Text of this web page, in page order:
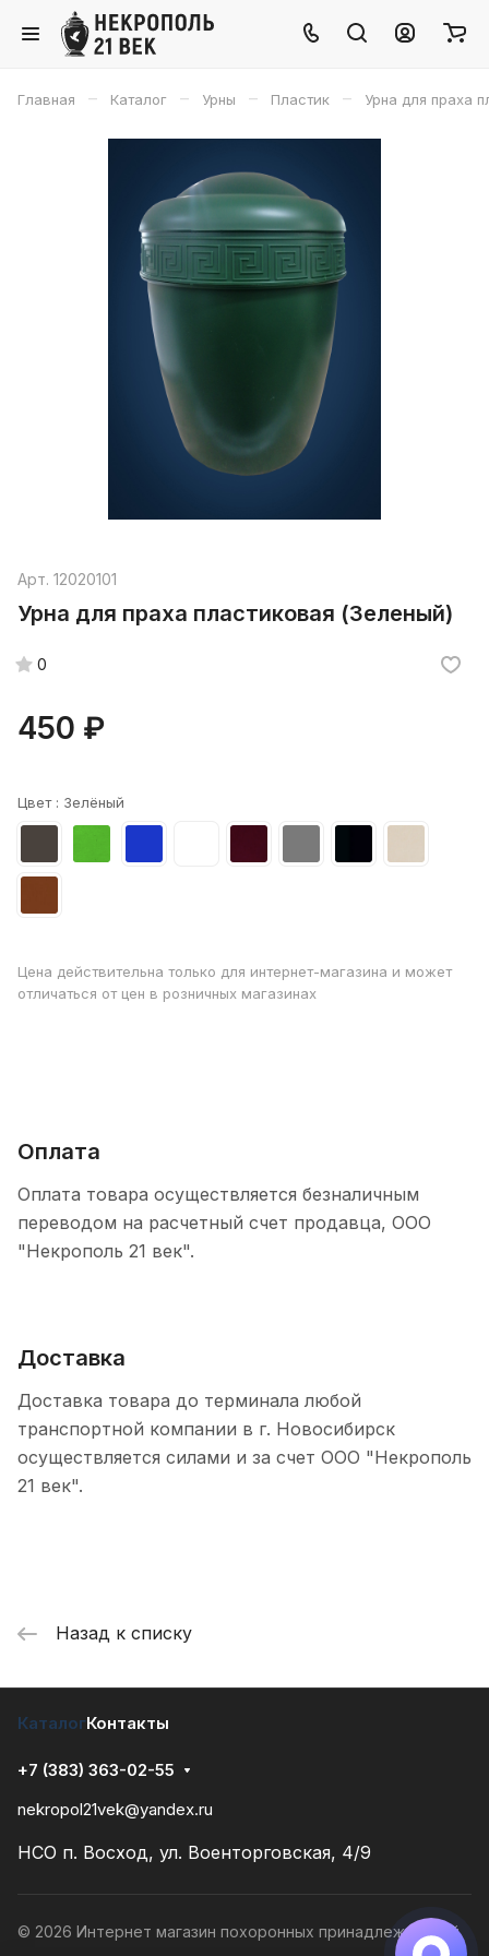
Главная – Каталог – Урны – Пластик – Урна для праха
Арт. 12020101
Урна для праха пластиковая (Зеленый)
0
450 ₽
Цвет : Зелёный
Цена действительна только для интернет-магазина и может
отличаться от цен в розничных магазинах
Оплата
Оплата товара осуществляется безналичным
переводом на расчетный счет продавца, ООО
"Некрополь 21 век".
Доставка
Доставка товара до терминала любой
транспортной компании в г. Новосибирск
осуществляется силами и за счет ООО "Некрополь
21 век".
Назад к списку
КаталогКонтакты
+7 (383) 363-02-55
nekropol21vek@yandex.ru
НСО п. Восход, ул. Военторговская, 4/9
© 2026 Интернет магазин похоронных принадлежностей